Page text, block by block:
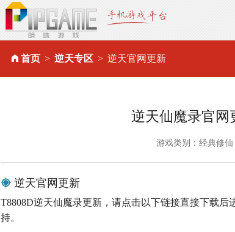
首页 逆天专区 逆天官网更新
逆天仙魔录官网
游戏类别：经典修仙
逆天官网更新
T8808D逆天仙魔录更新，请点击以下链接直接下载后
持。